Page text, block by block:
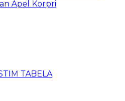
Apel Korpri
TABELA